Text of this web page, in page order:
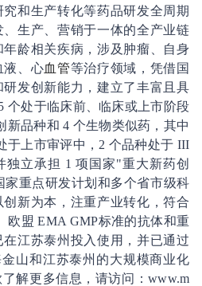
和生产转化等药品研发全周期
生产、营销于一体的全产业链
龄相关疾病，涉及肿瘤、自身
液、心血管等治疗领域，凭借国
发创新能力，建立了丰富且具
个处于临床前、临床或上市阶段
新品种和 4 个生物类似药，其中
于上市审评中，2 个品种处于 III
独立承担 1 项国家"重大新药创
重点研发计划和多个省市级科
新为本，注重产业转化，符合
欧盟 EMA GMP标准的抗体和重
江苏泰州投入使用，并已通过
山和江苏泰州的大规模商业化
解更多信息，请访问：www.m